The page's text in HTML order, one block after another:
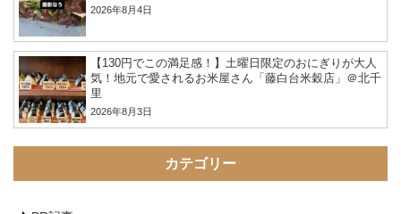
2026年8月4日
【130円でこの満足感！】土曜日限定のおにぎりが大人
気！地元で愛されるお米屋さん「藤白台米穀店」＠北千
里
2026年8月3日
カテゴリー